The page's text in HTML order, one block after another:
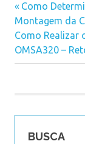
de
Post
Previous
Post:
Como
Montagem da
Next
Post:
Como Realizar
OMSA320 –
BUSCA